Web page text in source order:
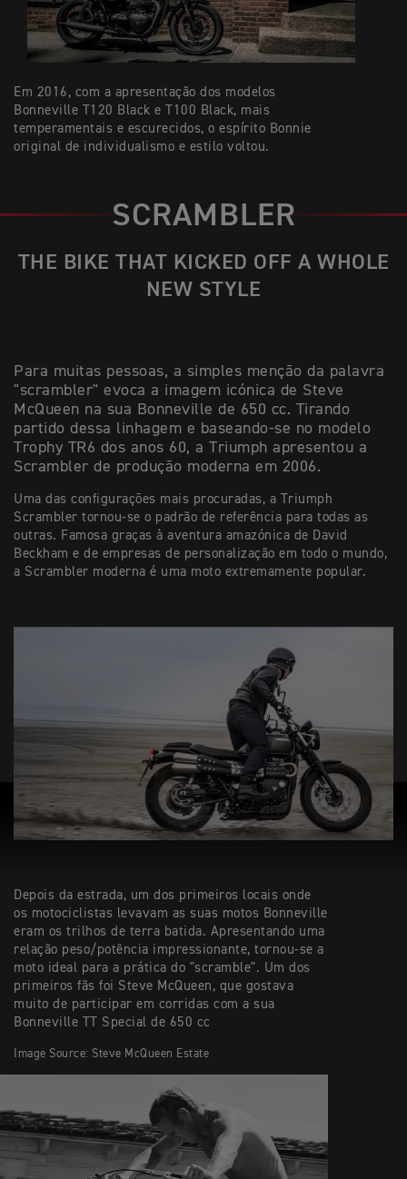
Em 2016, com a apresentação dos modelos
Bonneville T120 Black e T100 Black, mais
temperamentais e escurecidos, o espírito Bonnie
original de individualismo e estilo voltou.
SCRAMBLER
THE BIKE THAT KICKED OFF A WHOLE
NEW STYLE
Para muitas pessoas, a simples menção da palavra
"scrambler" evoca a imagem icónica de Steve
McQueen na sua Bonneville de 650 cc. Tirando
partido dessa linhagem e baseando-se no modelo
Trophy TR6 dos anos 60, a Triumph apresentou a
Scrambler de produção moderna em 2006.
Uma das configurações mais procuradas, a Triumph
Scrambler tornou-se o padrão de referência para todas as
outras. Famosa graças à aventura amazónica de David
Beckham e de empresas de personalização em todo o mundo,
a Scrambler moderna é uma moto extremamente popular.
Depois da estrada, um dos primeiros locais onde
os motociclistas levavam as suas motos Bonneville
eram os trilhos de terra batida. Apresentando uma
relação peso/potência impressionante, tornou-se a
moto ideal para a prática do "scramble". Um dos
primeiros fãs foi Steve McQueen, que gostava
muito de participar em corridas com a sua
Bonneville TT Special de 650 cc
Image Source: Steve McQueen Estate